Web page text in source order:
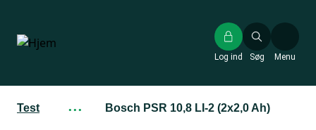
hovedindhold
Søg
Log ind Menu
Test ··· Bosch PSR 10,8 LI-2 (2x2,0 Ah)